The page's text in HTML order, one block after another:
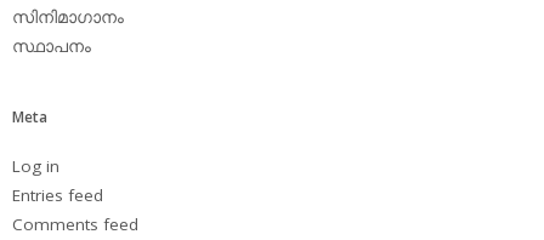
സിനിമാഗാനം
സ്ഥാപനം
Meta
Log in
Entries feed
Comments feed